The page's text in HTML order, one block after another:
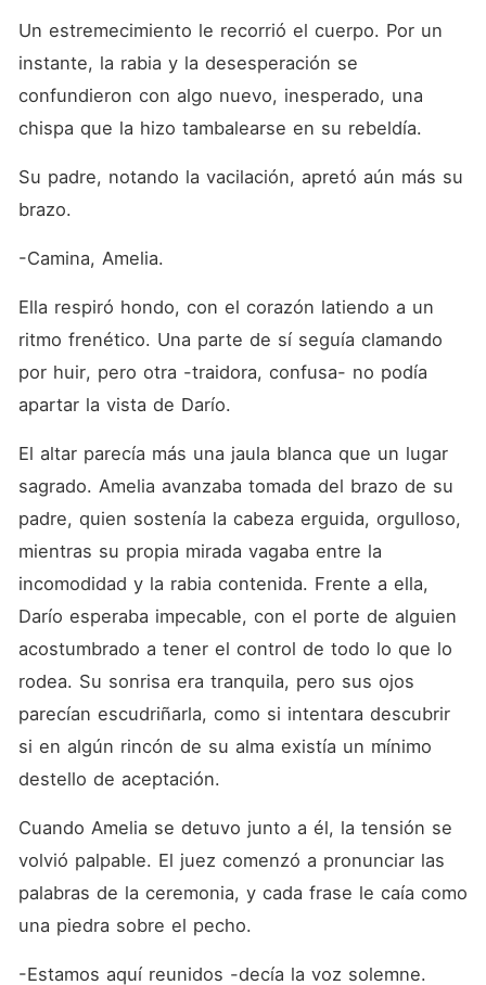
Un estremecimiento le recorrió el cuerpo. Por un
instante, la rabia y la desesperación se
confundieron con algo nuevo, inesperado, una
chispa que la hizo tambalearse en su rebeldía.
Su padre, notando la vacilación, apretó aún más su
brazo.
-Camina, Amelia.
Ella respiró hondo, con el corazón latiendo a un
ritmo frenético. Una parte de sí seguía clamando
por huir, pero otra -traidora, confusa- no podía
apartar la vista de Darío.
El altar parecía más una jaula blanca que un lugar
sagrado. Amelia avanzaba tomada del brazo de su
padre, quien sostenía la cabeza erguida, orgulloso,
mientras su propia mirada vagaba entre la
incomodidad y la rabia contenida. Frente a ella,
Darío esperaba impecable, con el porte de alguien
acostumbrado a tener el control de todo lo que lo
rodea. Su sonrisa era tranquila, pero sus ojos
parecían escudriñarla, como si intentara descubrir
si en algún rincón de su alma existía un mínimo
destello de aceptación.
Cuando Amelia se detuvo junto a él, la tensión se
volvió palpable. El juez comenzó a pronunciar las
palabras de la ceremonia, y cada frase le caía como
una piedra sobre el pecho.
-Estamos aquí reunidos -decía la voz solemne.